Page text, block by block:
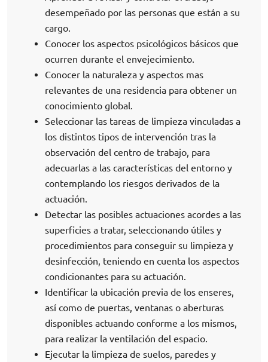
desempeñado por las personas que están a su
cargo.
Conocer los aspectos psicológicos básicos que
ocurren durante el envejecimiento.
Conocer la naturaleza y aspectos mas
relevantes de una residencia para obtener un
conocimiento global.
Seleccionar las tareas de limpieza vinculadas a
los distintos tipos de intervención tras la
observación del centro de trabajo, para
adecuarlas a las características del entorno y
contemplando los riesgos derivados de la
actuación.
Detectar las posibles actuaciones acordes a las
superficies a tratar, seleccionando útiles y
procedimientos para conseguir su limpieza y
desinfección, teniendo en cuenta los aspectos
condicionantes para su actuación.
Identificar la ubicación previa de los enseres,
así como de puertas, ventanas o aberturas
disponibles actuando conforme a los mismos,
para realizar la ventilación del espacio.
Ejecutar la limpieza de suelos, paredes y